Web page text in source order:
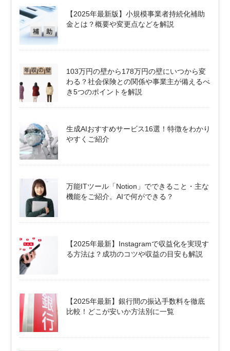
【2025年最新版】小規模事業者持続化補助
金とは？概要や変更点などを解説
103万円の壁から178万円の壁にいつから変
わる？社会保険との関係や事業主が備えるべ
き5つのポイントを解説
生成AIおすすめサービス16選！特徴をわかり
やすくご紹介
万能ITツール「Notion」でできること・主な
機能をご紹介。AIで何ができる？
【2025年最新】Instagramで収益化を実現す
る方法は？成功のコツや収益の目安も解説
【2025年最新】銀行間の振込手数料を徹底
比較！どこが安いか方法別に一覧